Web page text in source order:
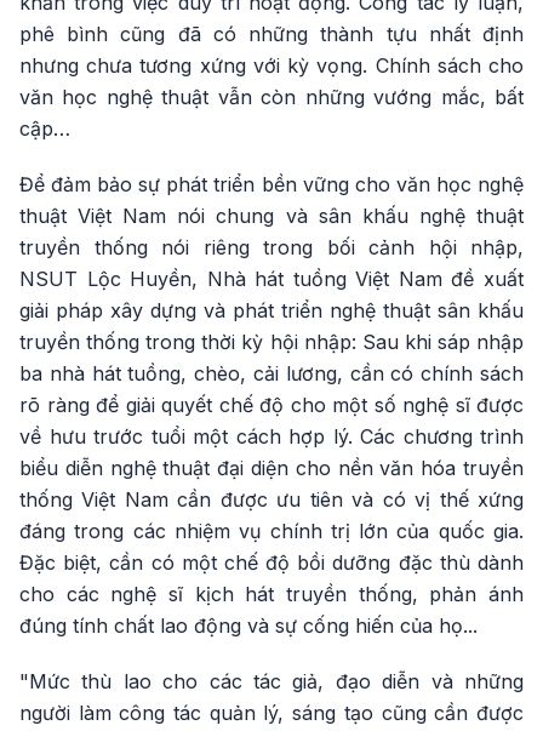
phê bình cũng đã có những thành tựu nhất định
nhưng chưa tương xứng với kỳ vọng. Chính sách cho
văn học nghệ thuật vẫn còn những vướng mắc, bất
cập…
Để đảm bảo sự phát triển bền vững cho văn học nghệ
thuật Việt Nam nói chung và sân khấu nghệ thuật
truyền thống nói riêng trong bối cảnh hội nhập,
NSUT Lộc Huyền, Nhà hát tuồng Việt Nam đề xuất
giải pháp xây dựng và phát triển nghệ thuật sân khấu
truyền thống trong thời kỳ hội nhập: Sau khi sáp nhập
ba nhà hát tuồng, chèo, cải lương, cần có chính sách
rõ ràng để giải quyết chế độ cho một số nghệ sĩ được
về hưu trước tuổi một cách hợp lý. Các chương trình
biểu diễn nghệ thuật đại diện cho nền văn hóa truyền
thống Việt Nam cần được ưu tiên và có vị thế xứng
đáng trong các nhiệm vụ chính trị lớn của quốc gia.
Đặc biệt, cần có một chế độ bồi dưỡng đặc thù dành
cho các nghệ sĩ kịch hát truyền thống, phản ánh
đúng tính chất lao động và sự cống hiến của họ...
"Mức thù lao cho các tác giả, đạo diễn và những
người làm công tác quản lý, sáng tạo cũng cần được